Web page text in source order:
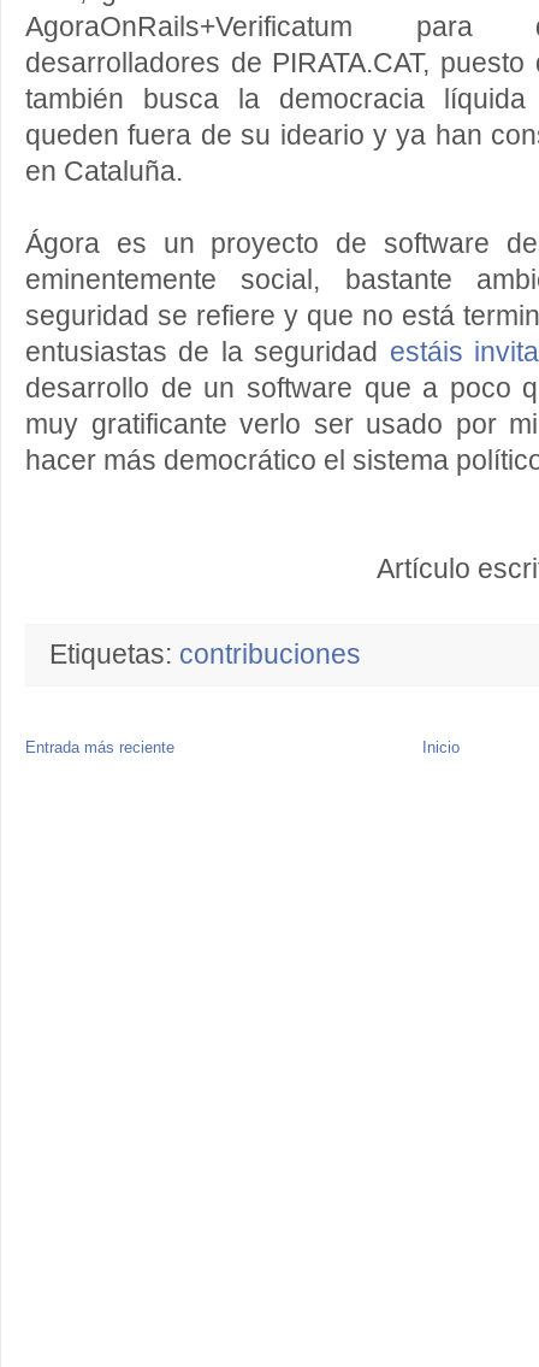
AgoraOnRails+Verificatum para
desarrolladores de PIRATA.CAT,
también busca la democracia
queden fuera de su ideario y ya han
en Cataluña.
Ágora es un proyecto de software
eminentemente social, bastante
seguridad se refiere y que no está
entusiastas de la seguridad estáis
desarrollo de un software que a poco
muy gratificante verlo ser usado por
hacer más democrático el sistema
Artículo
Etiquetas: contribuciones
Entrada más reciente Inicio